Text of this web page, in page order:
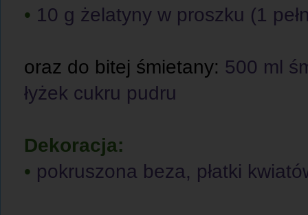
• 10 g żelatyny w proszku (1
oraz do bitej śmietany: 500 ml
łyżek cukru pudru
Dekoracja:
• pokruszona beza, płatki